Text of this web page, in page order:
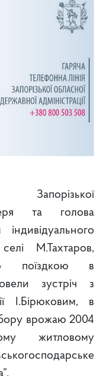
та голова
М.Тахтаров,
поїздкою в
зустріч з
І.Бірюковим, в
врожаю 2004
житловому